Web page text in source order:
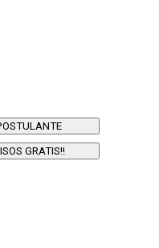
GRATIS!!